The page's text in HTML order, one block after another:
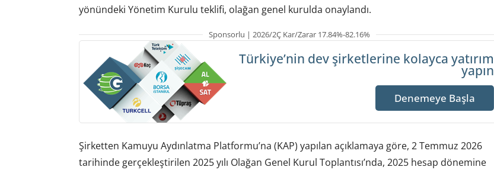
yönündeki Yönetim Kurulu teklifi, olağan genel kurulda onaylandı.
Sponsorlu | 2026/2Ç Kar/Zarar 17.84%-82.16%
Türkiye’nin dev şirketlerine kolayca yatırım
yapın
Denemeye Başla
Şirketten Kamuyu Aydınlatma Platformu’na (KAP) yapılan açıklamaya göre, 2 Temmuz 2026
tarihinde gerçekleştirilen 2025 yılı Olağan Genel Kurul Toplantısı’nda, 2025 hesap dönemine